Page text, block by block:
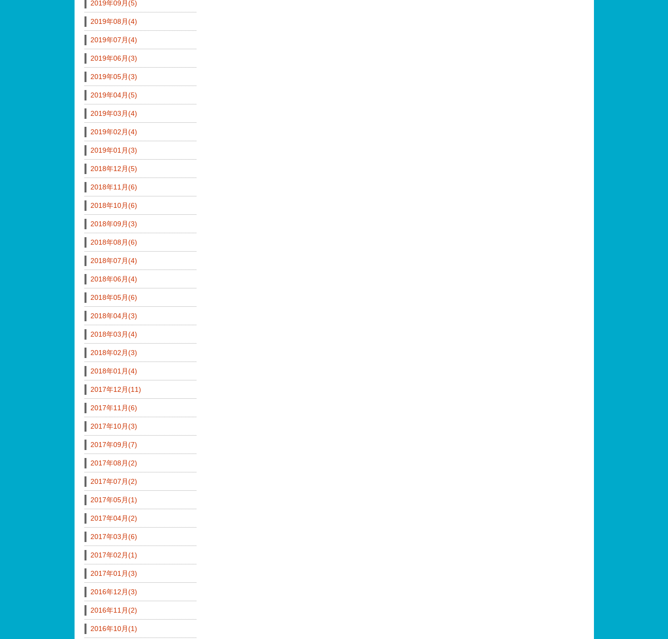
2019年09月(5)
2019年08月(4)
2019年07月(4)
2019年06月(3)
2019年05月(3)
2019年04月(5)
2019年03月(4)
2019年02月(4)
2019年01月(3)
2018年12月(5)
2018年11月(6)
2018年10月(6)
2018年09月(3)
2018年08月(6)
2018年07月(4)
2018年06月(4)
2018年05月(6)
2018年04月(3)
2018年03月(4)
2018年02月(3)
2018年01月(4)
2017年12月(11)
2017年11月(6)
2017年10月(3)
2017年09月(7)
2017年08月(2)
2017年07月(2)
2017年05月(1)
2017年04月(2)
2017年03月(6)
2017年02月(1)
2017年01月(3)
2016年12月(3)
2016年11月(2)
2016年10月(1)